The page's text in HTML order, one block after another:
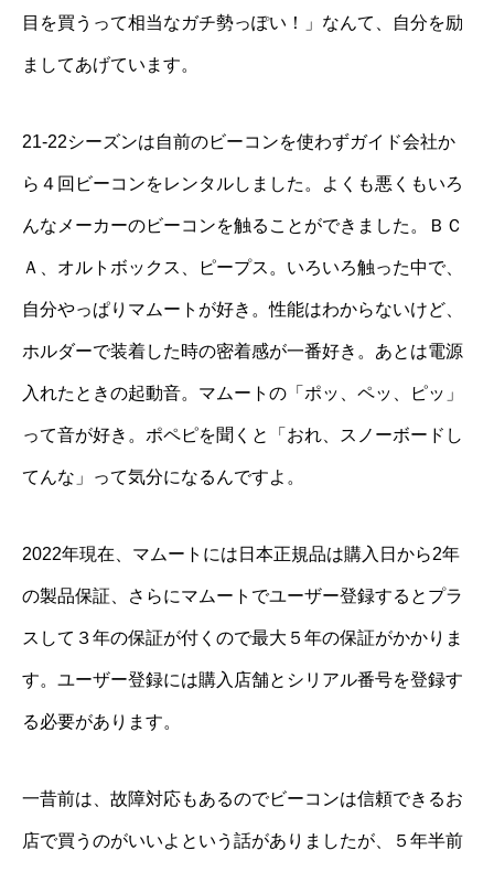
目を買うって相当なガチ勢っぽい！」なんて、自分を励
ましてあげています。
21-22シーズンは自前のビーコンを使わずガイド会社か
ら４回ビーコンをレンタルしました。よくも悪くもいろ
んなメーカーのビーコンを触ることができました。ＢＣ
Ａ、オルトボックス、ピープス。いろいろ触った中で、
自分やっぱりマムートが好き。性能はわからないけど、
ホルダーで装着した時の密着感が一番好き。あとは電源
入れたときの起動音。マムートの「ポッ、ペッ、ピッ」
って音が好き。ポペピを聞くと「おれ、スノーボードし
てんな」って気分になるんですよ。
2022年現在、マムートには日本正規品は購入日から2年
の製品保証、さらにマムートでユーザー登録するとプラ
スして３年の保証が付くので最大５年の保証がかかりま
す。ユーザー登録には購入店舗とシリアル番号を登録す
る必要があります。
一昔前は、故障対応もあるのでビーコンは信頼できるお
店で買うのがいいよという話がありましたが、５年半前